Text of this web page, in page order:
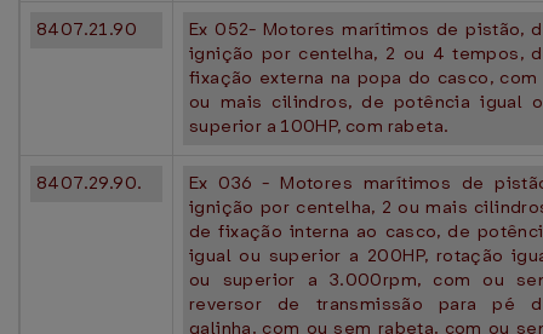
8407.21.90
Ex 052- Motores marítimos de pistão,
ignição por centelha, 2 ou 4 tempos,
fixação externa na popa do casco, com
ou mais cilindros, de potência igual
superior a 100HP, com rabeta.
8407.29.90.
Ex 036 - Motores marítimos de
ignição por centelha, 2 ou mais
de fixação interna ao casco, de
igual ou superior a 200HP, rotação
ou superior a 3.000rpm, com ou
reversor de transmissão para pé
galinha, com ou sem rabeta, com ou